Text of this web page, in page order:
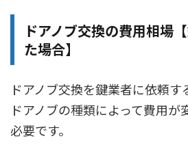
ドアノブ交換の費用相場
た場合】
ドアノブ交換を鍵業者に依頼
ドアノブの種類によって費用
必要です。